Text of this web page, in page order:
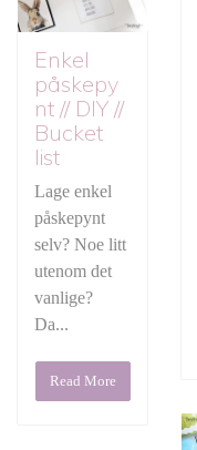
Enkel
påskepy
nt // DIY //
Bucket
list
Lage enkel
påskepynt
selv? Noe litt
utenom det
vanlige?
Da...
Read More